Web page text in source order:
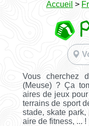
Accueil >
Vous cherchez
(Meuse) ? Ça
aires de jeux
terrains de sport
stade, skate
aire de fitness, ... !